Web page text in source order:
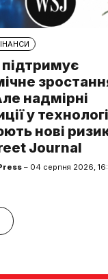
надмірні
у
нові
Journal
– 04 серпня 2026,